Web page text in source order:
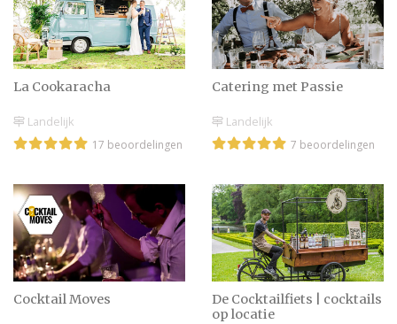
La Cookaracha
Landelijk
17 beoordelingen
Catering met Passie
Landelijk
7 beoordelingen
Cocktail Moves
De Cocktailfiets | cocktails
op locatie
Een heerlijk kerstbuffet
Tafelindeling huwelijk
Hoeveel eet & drinkt een
gast op de bruiloft?